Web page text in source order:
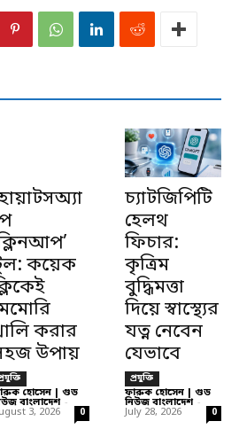
কয়েক
করার
উপায়
হোসেন | গুড
বাংলাদেশ -
3, 2026 0
চ্যাটজিপিটি
হেলথ
ফিচার:
কৃত্রিম
বুদ্ধিমত্তা
দিয়ে স্বাস্থ্যের
যত্ন নেবেন
যেভাবে
প্রযুক্তি
ফারুক হোসেন | গুড
নিউজ বাংলাদেশ -
July 28, 2026 0